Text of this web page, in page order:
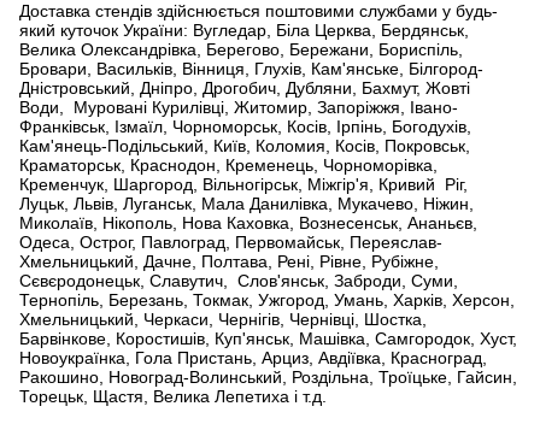
Доставка стендів здійснюється поштовими службами у будь-
який куточок України: Вугледар, Біла Церква, Бердянськ,
Велика Олександрівка, Берегово, Бережани, Бориспіль,
Бровари, Васильків, Вінниця, Глухів, Кам'янське, Білгород-
Дністровський, Дніпро, Дрогобич, Дубляни, Бахмут, Жовті
Води, Муровані Курилівці, Житомир, Запоріжжя, Івано-
Франківськ, Ізмаїл, Чорноморськ, Косів, Ірпінь, Богодухів,
Кам'янець-Подільський, Київ, Коломия, Косів, Покровськ,
Краматорськ, Краснодон, Кременець, Чорноморівка,
Кременчук, Шаргород, Вільногірськ, Міжгір'я, Кривий Ріг,
Луцьк, Львів, Луганськ, Мала Данилівка, Мукачево, Ніжин,
Миколаїв, Нікополь, Нова Каховка, Вознесенськ, Ананьєв,
Одеса, Острог, Павлоград, Первомайськ, Переяслав-
Хмельницький, Дачне, Полтава, Рені, Рівне, Рубіжне,
Сєвєродонецьк, Славутич, Слов'янськ, Заброди, Суми,
Тернопіль, Березань, Токмак, Ужгород, Умань, Харків, Херсон,
Хмельницький, Черкаси, Чернігів, Чернівці, Шостка,
Барвінкове, Коростишів, Куп'янськ, Машівка, Самгородок, Хуст,
Новоукраїнка, Гола Пристань, Арциз, Авдіївка, Красноград,
Ракошино, Новоград-Волинський, Роздільна, Троїцьке, Гайсин,
Торецьк, Щастя, Велика Лепетиха і т.д.